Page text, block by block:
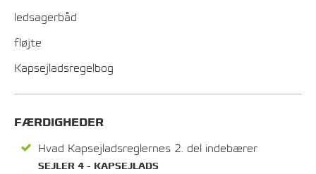
ledsagerbåd
fløjte
Kapsejladsregelbog
FÆRDIGHEDER
Hvad Kapsejladsreglernes 2. del indebærer
SEJLER 4 - KAPSEJLADS